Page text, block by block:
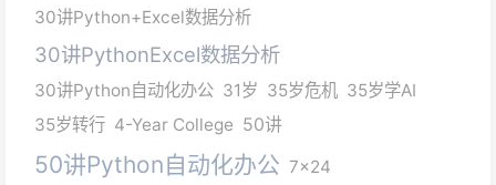
30讲Python+Excel数据分析
30讲PythonExcel数据分析
30讲Python自动化办公 31岁 35岁危机 35岁学AI
35岁转行 4-Year College 50讲
50讲Python自动化办公 7x24